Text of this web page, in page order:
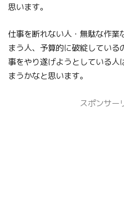
思います。
仕事を断れない人・無駄な作業
まう人、予算的に破綻している
事をやり遂げようとしている人
まうかなと思います。
スポンサー